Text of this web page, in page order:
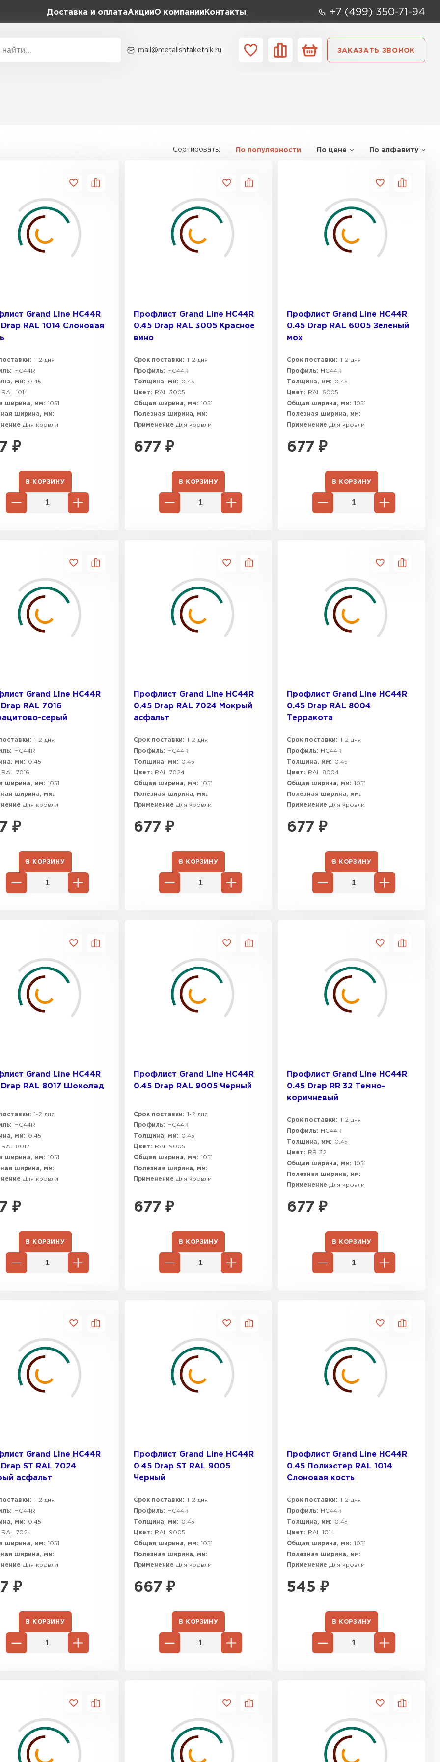
Доставка и оплатаАкцииО компании Контакты +7 (499) 350-71-94
mail@metallshtaketnik.ru ЗАКАЗАТЬ ЗВОНОК
Сортировать: По популярности По цене По алфавиту
Grand Line HC44R
RAL 1014 Слоновая
1-2 дня
HC44R
мм:
0.45
RAL 1014
ширина, мм: 1051
ширина, мм:
Для кровли
₽
В КОРЗИНУ
Профлист Grand Line HC44R
0.45 Drap RAL 3005 Красное
вино
Срок поставки: 1-2 дня
Профиль:
HC44R
Толщина, мм:
0.45
Цвет:
RAL 3005
Общая ширина, мм: 1051
Полезная ширина, мм:
Применение Для кровли
677 ₽
В КОРЗИНУ
Профлист Grand Line HC44R
0.45 Drap RAL 6005 Зеленый
мох
Срок поставки: 1-2 дня
Профиль:
HC44R
Толщина, мм:
0.45
Цвет:
RAL 6005
Общая ширина, мм: 1051
Полезная ширина, мм:
Применение Для кровли
677 ₽
В КОРЗИНУ
Grand Line HC44R
RAL 7016
серый
1-2 дня
HC44R
мм:
0.45
RAL 7016
ширина, мм: 1051
ширина, мм:
Для кровли
₽
В КОРЗИНУ
Профлист Grand Line HC44R
0.45 Drap RAL 7024 Мокрый
асфальт
Срок поставки: 1-2 дня
Профиль:
HC44R
Толщина, мм:
0.45
Цвет:
RAL 7024
Общая ширина, мм: 1051
Полезная ширина, мм:
Применение Для кровли
677 ₽
В КОРЗИНУ
Профлист Grand Line HC44R
0.45 Drap RAL 8004
Терракота
Срок поставки: 1-2 дня
Профиль:
HC44R
Толщина, мм:
0.45
Цвет:
RAL 8004
Общая ширина, мм: 1051
Полезная ширина, мм:
Применение Для кровли
677 ₽
В КОРЗИНУ
Grand Line HC44R
RAL 8017 Шоколад
1-2 дня
HC44R
мм:
0.45
RAL 8017
ширина, мм: 1051
ширина, мм:
Для кровли
₽
В КОРЗИНУ
Профлист Grand Line HC44R
0.45 Drap RAL 9005 Черный
Срок поставки: 1-2 дня
Профиль:
HC44R
Толщина, мм:
0.45
Цвет:
RAL 9005
Общая ширина, мм: 1051
Полезная ширина, мм:
Применение Для кровли
677 ₽
В КОРЗИНУ
Профлист Grand Line HC44R
0.45 Drap RR 32 Темно-
коричневый
Срок поставки: 1-2 дня
Профиль:
HC44R
Толщина, мм:
0.45
Цвет:
RR 32
Общая ширина, мм: 1051
Полезная ширина, мм:
Применение Для кровли
677 ₽
В КОРЗИНУ
Grand Line HC44R
ST RAL 7024
асфальт
1-2 дня
HC44R
мм:
0.45
RAL 7024
ширина, мм: 1051
ширина, мм:
Для кровли
₽
В КОРЗИНУ
Профлист Grand Line HC44R
0.45 Drap ST RAL 9005
Черный
Срок поставки: 1-2 дня
Профиль:
HC44R
Толщина, мм:
0.45
Цвет:
RAL 9005
Общая ширина, мм: 1051
Полезная ширина, мм:
Применение Для кровли
667 ₽
В КОРЗИНУ
Профлист Grand Line HC44R
0.45 Полиэстер RAL 1014
Слоновая кость
Срок поставки: 1-2 дня
Профиль:
HC44R
Толщина, мм:
0.45
Цвет:
RAL 1014
Общая ширина, мм: 1051
Полезная ширина, мм:
Применение Для кровли
545 ₽
В КОРЗИНУ